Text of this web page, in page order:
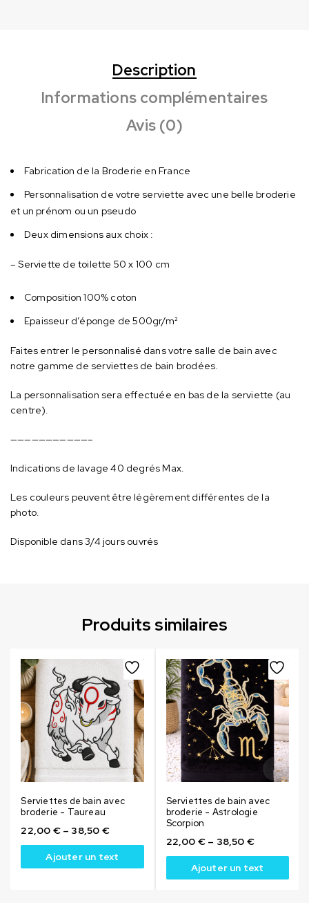
Description
Informations complémentaires
Avis (0)
Fabrication de la Broderie en France
Personnalisation de votre serviette avec une belle broderie
et un prénom ou un pseudo
Deux dimensions aux choix :
– Serviette de toilette 50 x 100 cm
Composition 100% coton
Epaisseur d’éponge de 500gr/m²
Faites entrer le personnalisé dans votre salle de bain avec
notre gamme de serviettes de bain brodées.
La personnalisation sera effectuée en bas de la serviette (au
centre).
———————————–
Indications de lavage 40 degrés Max.
Les couleurs peuvent être légèrement différentes de la
photo.
Disponible dans 3/4 jours ouvrés
Produits similaires
Serviettes de bain avec
broderie - Taureau
22,00 €– 38,50 €
Ajouter un text
Serviettes de bain avec
broderie - Astrologie
Scorpion
22,00 €– 38,50 €
Ajouter un text